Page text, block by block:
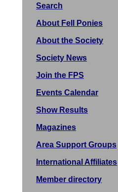
Search
About Fell Ponies
About the Society
Society News
Join the FPS
Events Calendar
Show Results
Magazines
Area Support Groups
International Affiliates
Member directory